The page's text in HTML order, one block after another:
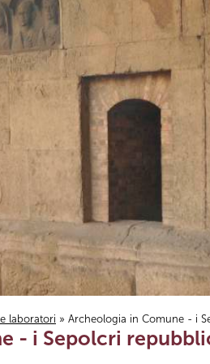
laboratori » Archeologia in Comune - i
- i Sepolcri